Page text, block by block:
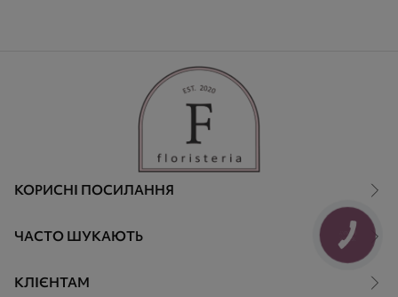
КОРИСНІ ПОСИЛАННЯ
ЧАСТО ШУКАЮТЬ
КЛІЄНТАМ
КНОПКА
ЗВ'ЯЗКУ